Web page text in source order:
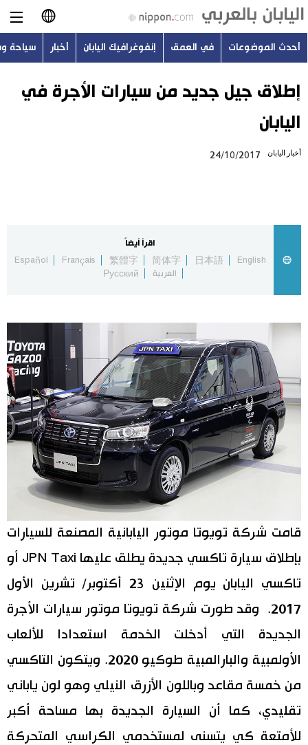
日本語
English
Русский
أحدث الموضوعات
اليابان في فيديو
مانغا وأنيمي
علوم وتكنولوجيا
الأقسام
أشخاص
تجارب وآراء
سياسة
اقتصاد
مجتمع
اللغة اليابانية
موسوعة اليابان
هو وهي
المطبخ الياباني
تواصل معنا
أحدث الموضوعات في العمق إنفوغرافيك اليابان أخبار سياحة
إطلاق جيل جديد من سيارات الأجرة في
اليابان
أخبار اليابان 24/10/2017
اقرأ أيضاً
English
日本語
简体字
繁體字
Français
Español
العربية
Русский
قامت شركة تويوتا موتور اليابانية المصنعة للسيارات
بإطلاق سيارة تاكسي جديدة يطلق عليها JPN Taxi أو
تاكسي اليابان يوم الإثنين 23 أكتوبر/ تشرين الأول
2017. وقد طورت شركة تويوتا موتور سيارات الأجرة
الجديدة التي أدخلت الخدمة استعدادا للألعاب
الأولمبية والبارالمبية طوكيو 2020. ويتكون التاكسي
من خمسة مقاعد وباللون الأزرق النيلي وهو لون ياباني
تقليدي، كما أن السيارة الجديدة بها مساحة أكبر
للأمتعة كي يتسنى لمستخدمي الكراسي المتحركة